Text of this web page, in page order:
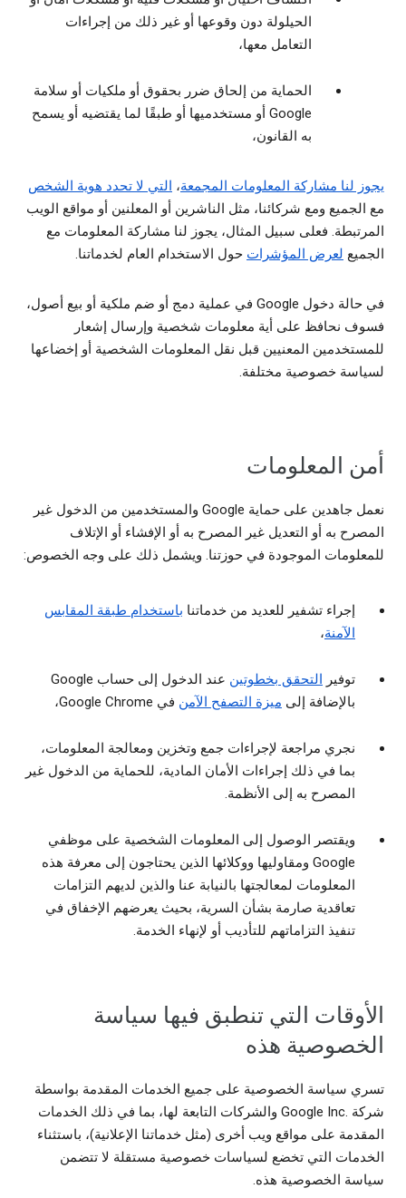
الحيلولة دون وقوعها أو غير ذلك من إجراءات
التعامل معها،
الحماية من إلحاق ضرر بحقوق أو ملكيات أو سلامة
Google أو مستخدميها أو طبقًا لما يقتضيه أو يسمح
به القانون،
يجوز لنا مشاركة المعلومات المجمعة، التي لا تحدد هوية الشخص
مع الجميع ومع شركائنا، مثل الناشرين أو المعلنين أو مواقع الويب
المرتبطة. فعلى سبيل المثال، يجوز لنا مشاركة المعلومات مع
الجميع لعرض المؤشرات حول الاستخدام العام لخدماتنا.
في حالة دخول Google في عملية دمج أو ضم ملكية أو بيع أصول،
فسوف نحافظ على أية معلومات شخصية وإرسال إشعار
للمستخدمين المعنيين قبل نقل المعلومات الشخصية أو إخضاعها
لسياسة خصوصية مختلفة.
أمن المعلومات
نعمل جاهدين على حماية Google والمستخدمين من الدخول غير
المصرح به أو التعديل غير المصرح به أو الإفشاء أو الإتلاف
للمعلومات الموجودة في حوزتنا. ويشمل ذلك على وجه الخصوص:
إجراء تشفير للعديد من خدماتنا باستخدام طبقة المقابس
الآمنة،
توفير التحقق بخطوتين
عند الدخول إلى حساب Google
بالإضافة إلى ميزة التصفح الآمن في Google Chrome،
نجري مراجعة لإجراءات جمع وتخزين ومعالجة المعلومات،
بما في ذلك إجراءات الأمان المادية، للحماية من الدخول غير
المصرح به إلى الأنظمة.
ويقتصر الوصول إلى المعلومات الشخصية على موظفي
Google ومقاوليها ووكلائها الذين يحتاجون إلى معرفة هذه
المعلومات لمعالجتها بالنيابة عنا والذين لديهم التزامات
تعاقدية صارمة بشأن السرية، بحيث يعرضهم الإخفاق في
تنفيذ التزاماتهم للتأديب أو لإنهاء الخدمة.
الأوقات التي تنطبق فيها سياسة
الخصوصية هذه
تسري سياسة الخصوصية على جميع الخدمات المقدمة بواسطة
شركة Google Inc.‎ والشركات التابعة لها، بما في ذلك الخدمات
المقدمة على مواقع ويب أخرى (مثل خدماتنا الإعلانية)، باستثناء
الخدمات التي تخضع لسياسات خصوصية مستقلة لا تتضمن
سياسة الخصوصية هذه.